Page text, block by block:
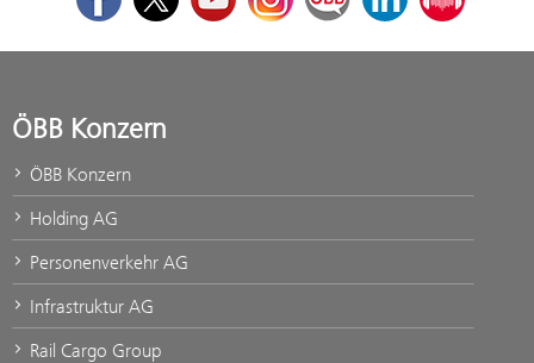
ÖBB Konzern
ÖBB Konzern
Holding AG
Personenverkehr AG
Infrastruktur AG
Rail Cargo Group